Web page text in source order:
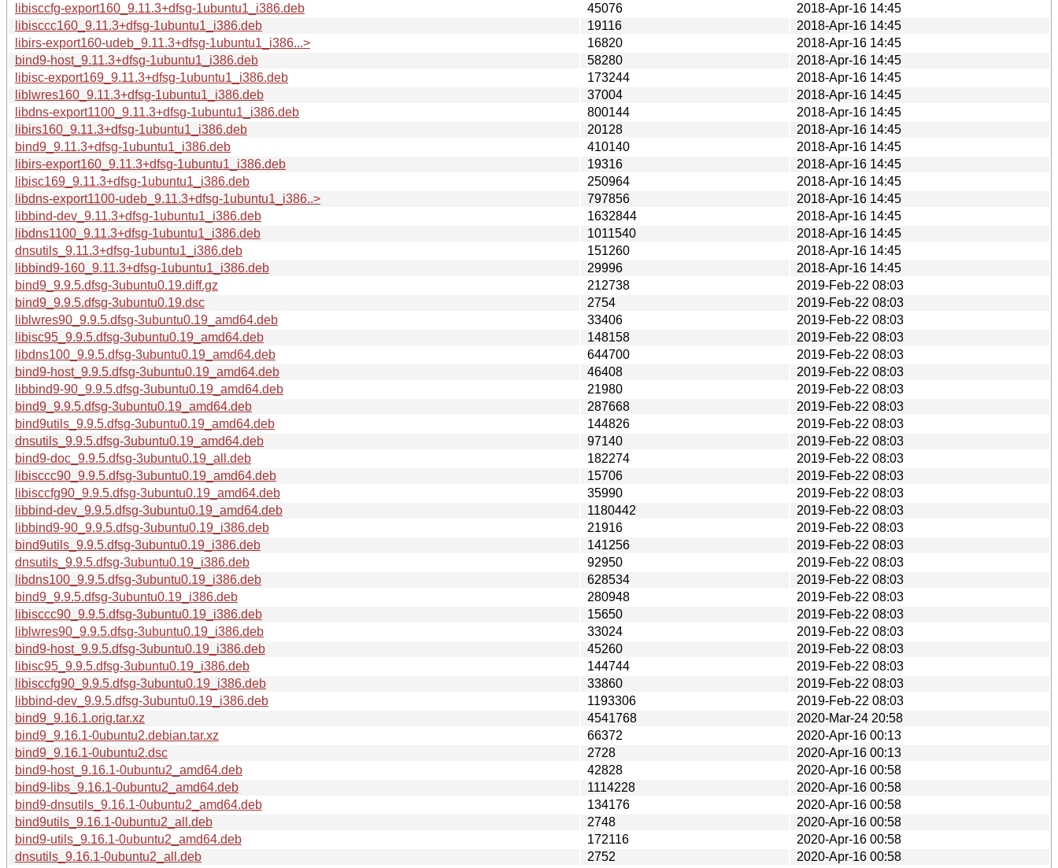
libisccfg-export160_9.11.3+dfsg-1ubuntu1_i386.deb
45076
2018-Apr-16 14:45
libisccc160_9.11.3+dfsg-1ubuntu1_i386.deb
19116
2018-Apr-16 14:45
libirs-export160-udeb_9.11.3+dfsg-1ubuntu1_i386...>
16820
2018-Apr-16 14:45
bind9-host_9.11.3+dfsg-1ubuntu1_i386.deb
58280
2018-Apr-16 14:45
libisc-export169_9.11.3+dfsg-1ubuntu1_i386.deb
173244
2018-Apr-16 14:45
liblwres160_9.11.3+dfsg-1ubuntu1_i386.deb
37004
2018-Apr-16 14:45
libdns-export1100_9.11.3+dfsg-1ubuntu1_i386.deb
800144
2018-Apr-16 14:45
libirs160_9.11.3+dfsg-1ubuntu1_i386.deb
20128
2018-Apr-16 14:45
bind9_9.11.3+dfsg-1ubuntu1_i386.deb
410140
2018-Apr-16 14:45
libirs-export160_9.11.3+dfsg-1ubuntu1_i386.deb
19316
2018-Apr-16 14:45
libisc169_9.11.3+dfsg-1ubuntu1_i386.deb
250964
2018-Apr-16 14:45
libdns-export1100-udeb_9.11.3+dfsg-1ubuntu1_i386..>
797856
2018-Apr-16 14:45
libbind-dev_9.11.3+dfsg-1ubuntu1_i386.deb
1632844
2018-Apr-16 14:45
libdns1100_9.11.3+dfsg-1ubuntu1_i386.deb
1011540
2018-Apr-16 14:45
dnsutils_9.11.3+dfsg-1ubuntu1_i386.deb
151260
2018-Apr-16 14:45
libbind9-160_9.11.3+dfsg-1ubuntu1_i386.deb
29996
2018-Apr-16 14:45
bind9_9.9.5.dfsg-3ubuntu0.19.diff.gz
212738
2019-Feb-22 08:03
bind9_9.9.5.dfsg-3ubuntu0.19.dsc
2754
2019-Feb-22 08:03
liblwres90_9.9.5.dfsg-3ubuntu0.19_amd64.deb
33406
2019-Feb-22 08:03
libisc95_9.9.5.dfsg-3ubuntu0.19_amd64.deb
148158
2019-Feb-22 08:03
libdns100_9.9.5.dfsg-3ubuntu0.19_amd64.deb
644700
2019-Feb-22 08:03
bind9-host_9.9.5.dfsg-3ubuntu0.19_amd64.deb
46408
2019-Feb-22 08:03
libbind9-90_9.9.5.dfsg-3ubuntu0.19_amd64.deb
21980
2019-Feb-22 08:03
bind9_9.9.5.dfsg-3ubuntu0.19_amd64.deb
287668
2019-Feb-22 08:03
bind9utils_9.9.5.dfsg-3ubuntu0.19_amd64.deb
144826
2019-Feb-22 08:03
dnsutils_9.9.5.dfsg-3ubuntu0.19_amd64.deb
97140
2019-Feb-22 08:03
bind9-doc_9.9.5.dfsg-3ubuntu0.19_all.deb
182274
2019-Feb-22 08:03
libisccc90_9.9.5.dfsg-3ubuntu0.19_amd64.deb
15706
2019-Feb-22 08:03
libisccfg90_9.9.5.dfsg-3ubuntu0.19_amd64.deb
35990
2019-Feb-22 08:03
libbind-dev_9.9.5.dfsg-3ubuntu0.19_amd64.deb
1180442
2019-Feb-22 08:03
libbind9-90_9.9.5.dfsg-3ubuntu0.19_i386.deb
21916
2019-Feb-22 08:03
bind9utils_9.9.5.dfsg-3ubuntu0.19_i386.deb
141256
2019-Feb-22 08:03
dnsutils_9.9.5.dfsg-3ubuntu0.19_i386.deb
92950
2019-Feb-22 08:03
libdns100_9.9.5.dfsg-3ubuntu0.19_i386.deb
628534
2019-Feb-22 08:03
bind9_9.9.5.dfsg-3ubuntu0.19_i386.deb
280948
2019-Feb-22 08:03
libisccc90_9.9.5.dfsg-3ubuntu0.19_i386.deb
15650
2019-Feb-22 08:03
liblwres90_9.9.5.dfsg-3ubuntu0.19_i386.deb
33024
2019-Feb-22 08:03
bind9-host_9.9.5.dfsg-3ubuntu0.19_i386.deb
45260
2019-Feb-22 08:03
libisc95_9.9.5.dfsg-3ubuntu0.19_i386.deb
144744
2019-Feb-22 08:03
libisccfg90_9.9.5.dfsg-3ubuntu0.19_i386.deb
33860
2019-Feb-22 08:03
libbind-dev_9.9.5.dfsg-3ubuntu0.19_i386.deb
1193306
2019-Feb-22 08:03
bind9_9.16.1.orig.tar.xz
4541768
2020-Mar-24 20:58
bind9_9.16.1-0ubuntu2.debian.tar.xz
66372
2020-Apr-16 00:13
bind9_9.16.1-0ubuntu2.dsc
2728
2020-Apr-16 00:13
bind9-host_9.16.1-0ubuntu2_amd64.deb
42828
2020-Apr-16 00:58
bind9-libs_9.16.1-0ubuntu2_amd64.deb
1114228
2020-Apr-16 00:58
bind9-dnsutils_9.16.1-0ubuntu2_amd64.deb
134176
2020-Apr-16 00:58
bind9utils_9.16.1-0ubuntu2_all.deb
2748
2020-Apr-16 00:58
bind9-utils_9.16.1-0ubuntu2_amd64.deb
172116
2020-Apr-16 00:58
dnsutils_9.16.1-0ubuntu2_all.deb
2752
2020-Apr-16 00:58